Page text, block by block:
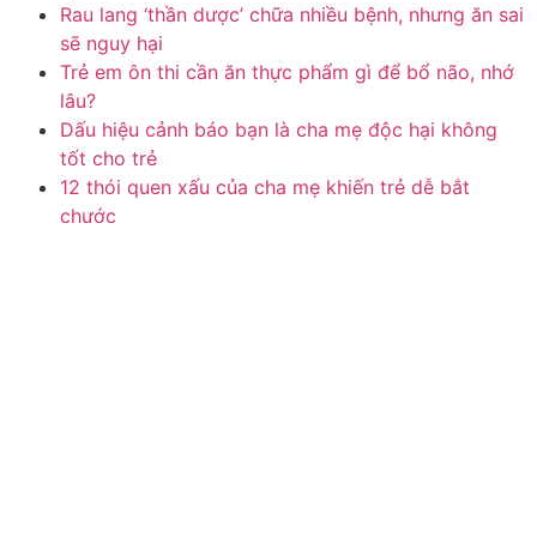
Rau lang ‘thần dược’ chữa nhiều bệnh, nhưng ăn sai
sẽ nguy hại
Trẻ em ôn thi cần ăn thực phẩm gì để bổ não, nhớ
lâu?
Dấu hiệu cảnh báo bạn là cha mẹ độc hại không
tốt cho trẻ
12 thói quen xấu của cha mẹ khiến trẻ dễ bắt
chước